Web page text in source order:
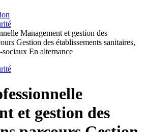
Management et gestion des
Gestion des établissements sanitaires,
En alternance
et gestion des